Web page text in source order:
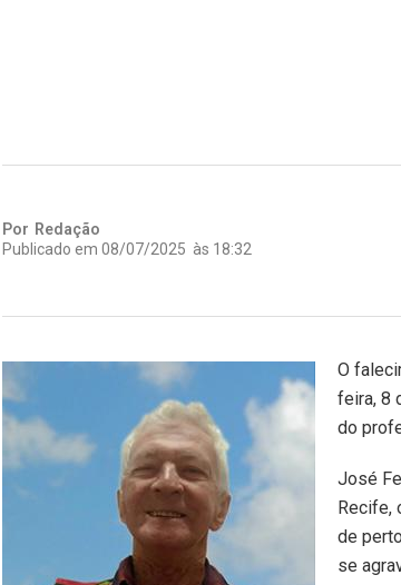
Por Redação
Publicado em 08/07/2025 às 18:32
O
feira, 8
do
José
Recife,
de
se